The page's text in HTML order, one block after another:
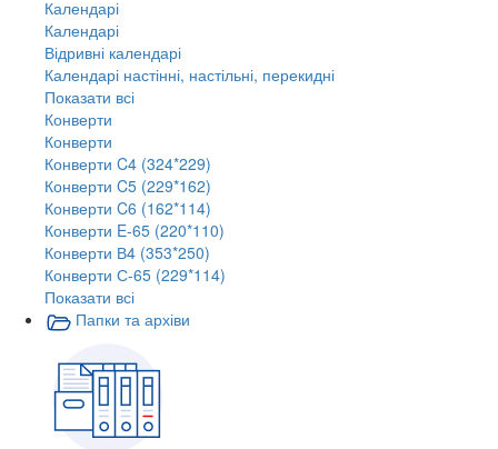
Календарі
Календарі
Відривні календарі
Календарі настінні, настільні, перекидні
Показати всі
Конверти
Конверти
Конверти C4 (324*229)
Конверти C5 (229*162)
Конверти C6 (162*114)
Конверти E-65 (220*110)
Конверти В4 (353*250)
Конверти С-65 (229*114)
Показати всі
Папки та архіви